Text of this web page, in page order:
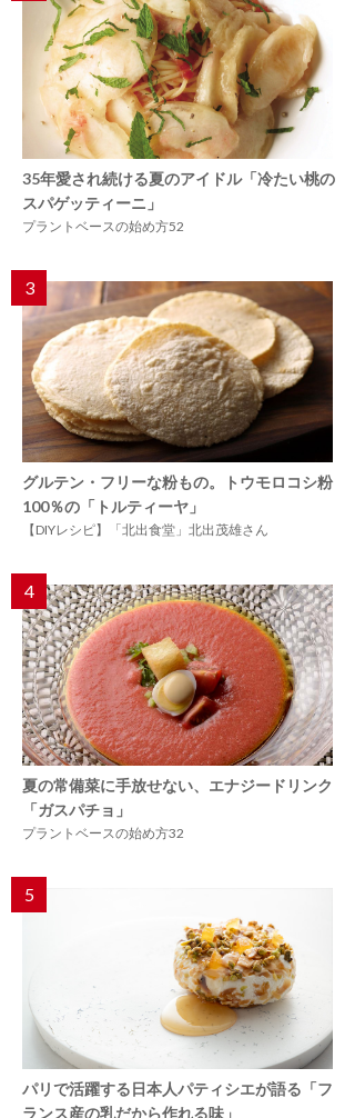
35年愛され続ける夏のアイドル「冷たい桃の
スパゲッティーニ」
プラントベースの始め方52
3
グルテン・フリーな粉もの。トウモロコシ粉
100％の「トルティーヤ」
【DIYレシピ】「北出食堂」北出茂雄さん
4
夏の常備菜に手放せない、エナジードリンク
「ガスパチョ」
プラントベースの始め方32
5
パリで活躍する日本人パティシエが語る「フ
ランス産の乳だから作れる味」